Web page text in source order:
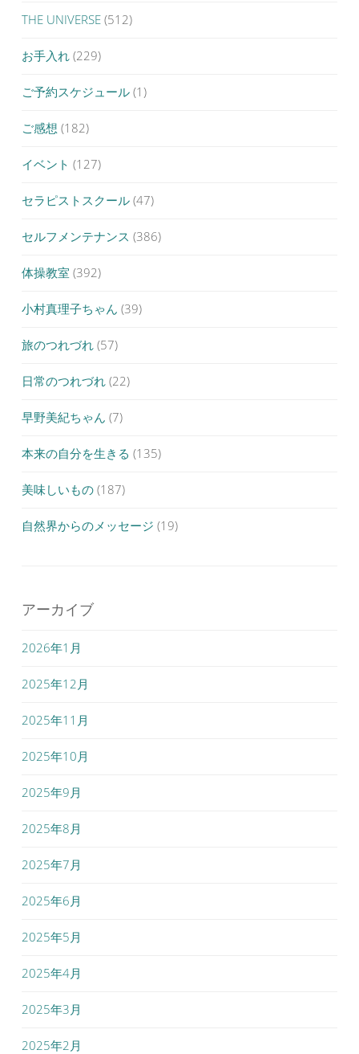
THE UNIVERSE (512)
お手入れ (229)
ご予約スケジュール (1)
ご感想 (182)
イベント (127)
セラピストスクール (47)
セルフメンテナンス (386)
体操教室 (392)
小村真理子ちゃん (39)
旅のつれづれ (57)
日常のつれづれ (22)
早野美紀ちゃん (7)
本来の自分を生きる (135)
美味しいもの (187)
自然界からのメッセージ (19)
アーカイブ
2026年1月
2025年12月
2025年11月
2025年10月
2025年9月
2025年8月
2025年7月
2025年6月
2025年5月
2025年4月
2025年3月
2025年2月